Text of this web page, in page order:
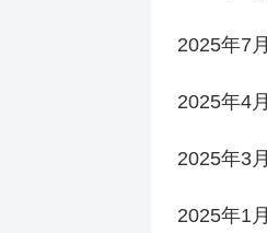
2025年7月
2025年4月
2025年3月
2025年1月